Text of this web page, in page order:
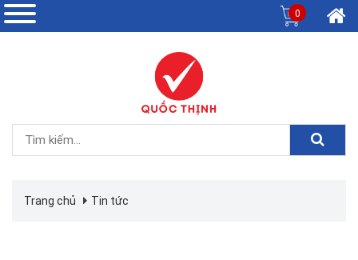
0
Trang chủ Tin tức